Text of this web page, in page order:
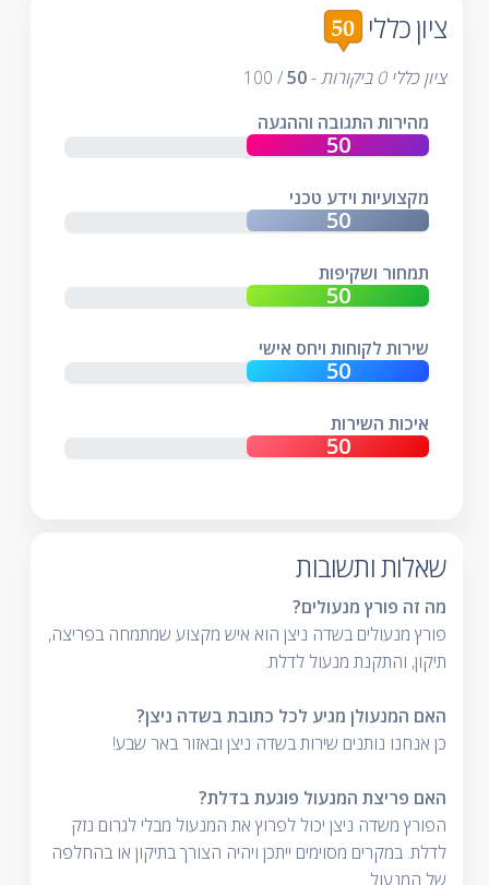
ציון כללי
ציון כללי0 ביקורות-
50
/
100
מהירות התגובה וההגעה
מקצועיות וידע טכני
תמחור ושקיפות
שירות לקוחות ויחס אישי
איכות השירות
שאלות ותשובות
מה זה פורץ מנעולים?
פורץ מנעולים בשדה ניצן הוא איש מקצוע שמתמחה בפריצה,
תיקון, והתקנת מנעול לדלת.
האם המנעולן מגיע לכל כתובת בשדה ניצן?
כן אנחנו נותנים שירות בשדה ניצן ובאזור באר שבע!
האם פריצת המנעול פוגעת בדלת?
הפורץ משדה ניצן יכול לפרוץ את המנעול מבלי לגרום נזק
לדלת. במקרים מסוימים ייתכן ויהיה הצורך בתיקון או בהחלפה
של המנעול.